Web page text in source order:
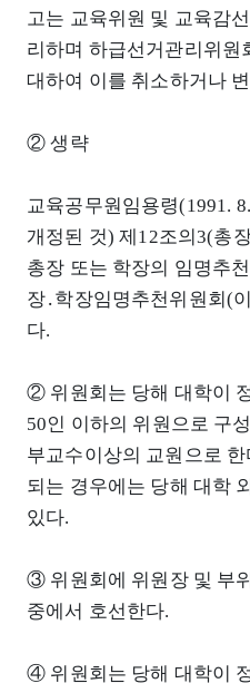
고는 교육위원 및 교육감
리하며 하급선거관리위원
대하여 이를 취소하거나
② 생략
교육공무원임용령(1991.
개정된 것) 제12조의3(총
총장 또는 학장의 임명추
장․학장임명추천위원회(
다.
② 위원회는 당해 대학이
50인 이하의 위원으로 구
부교수이상의 교원으로
되는 경우에는 당해 대학
있다.
③ 위원회에 위원장 및 부
중에서 호선한다.
④ 위원회는 당해 대학이